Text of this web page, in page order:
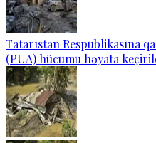
Tatarıstan Respublikasına
(PUA) hücumu həyata